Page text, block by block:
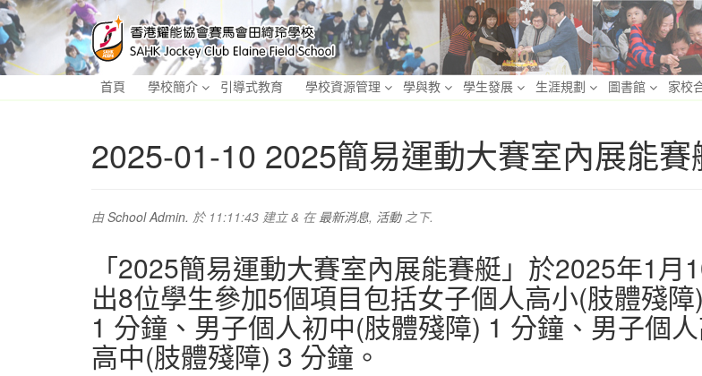
首頁 學校簡介 引導式教育 學校資源管理 學與教 學生發展 生涯規劃 圖書館 家校
2025-01-10 2025簡易運動大賽室內展能賽
由School Admin. 於 11:11:43 建立& 在最新消息, 活動之下.
「2025簡易運動大賽室內展能賽艇」於2025年1
出8位學生參加5個項目包括女子個人高小(肢體殘
1 分鐘、男子個人初中(肢體殘障) 1 分鐘、男子個
高中(肢體殘障) 3 分鐘。